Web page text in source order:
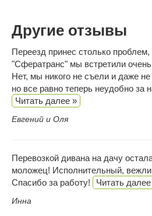
Другие отзывы
Переезд принес столько проблем,
"Сфератранс" мы встретили
Нет, мы никого не съели и даже не
но все равно теперь неудобно
Читать далее »
Евгений и Оля
Перевозкой дивана на дачу
моложец! Исполнительный,
Спасибо за работу!
Читать
Инна